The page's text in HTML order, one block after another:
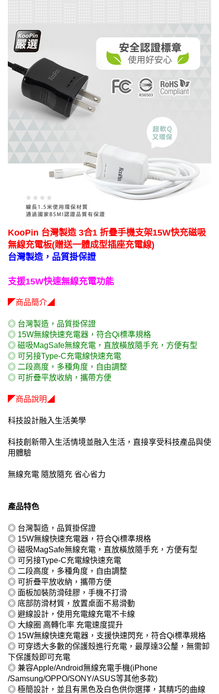
KooPin 台灣製造 3合1 折疊手機支架15W快充磁吸
無線充電板(贈送一體成型插座充電線)
台灣製造，品質掛保證
支援15W快速無線充電功能
◤商品簡介◢
◎ 台灣製造，品質掛保證
◎ 15W無線快速充電器，符合Qi標準規格
◎ 磁吸MagSafe無線充電，直放橫放隨手充，方便有型
◎ 可另接Type-C充電線快速充電
◎ 二段高度，多種角度，自由調整
◎ 可折疊平放收納，攜帶方便
◤商品說明◢
科技設計融入生活美學
科技創新帶入生活情境並融入生活，直接享受科技產品與使
用體驗
無線充電 隨放隨充 省心省力
產品特色
◎ 台灣製造，品質掛保證
◎ 15W無線快速充電器，符合Qi標準規格
◎ 磁吸MagSafe無線充電，直放橫放隨手充，方便有型
◎ 可另接Type-C充電線快速充電
◎ 二段高度，多種角度，自由調整
◎ 可折疊平放收納，攜帶方便
◎ 面板加裝防滑硅膠，手機不打滑
◎ 底部防滑材質，放置桌面不易滑動
◎ 避線設計，使用充電線充電不卡線
◎ 大線圈 高轉化率 充電速度提升
◎ 15W無線快速充電器，支援快速閃充，符合Qi標準規格
◎ 可穿透大多數的保護殼進行充電，最厚達3公釐，無需卸
下保護殼即可充電
◎ 兼容Apple/Android無線充電手機(iPhone
/Samsung/OPPO/SONY/ASUS等其他多款)
◎ 極簡設計，並且有黑色及白色供你選擇，其精巧的曲線